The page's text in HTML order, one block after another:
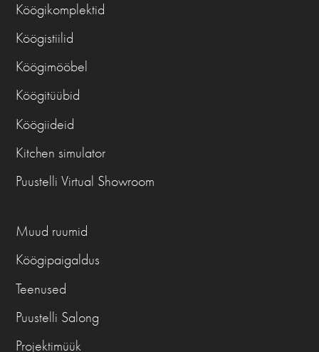
Köögikomplektid
Köögistiilid
Köögimööbel
Köögitüübid
Köögiideid
Kitchen simulator
Puustelli Virtual Showroom
Muud ruumid
Köögipaigaldus
Teenused
Puustelli Salong
Projektimüük